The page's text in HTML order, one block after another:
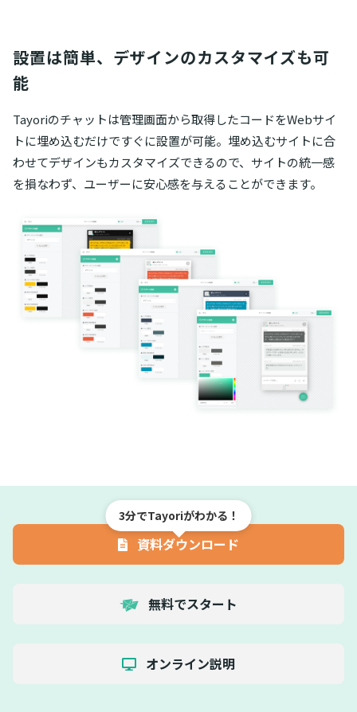
設置は簡単、デザインのカスタマイズも可
能
Tayoriのチャットは管理画面から取得したコードをWebサイ
トに埋め込むだけですぐに設置が可能。埋め込むサイトに合
わせてデザインもカスタマイズできるので、サイトの統一感
を損なわず、ユーザーに安心感を与えることができます。
3分でTayoriがわかる！
資料ダウンロード
無料でスタート
オンライン説明